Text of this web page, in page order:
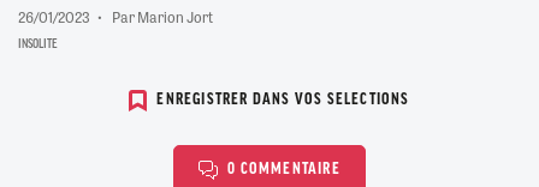
26/01/2023 Par Marion Jort
INSOLITE
ENREGISTRER DANS VOS SELECTIONS
0 COMMENTAIRE